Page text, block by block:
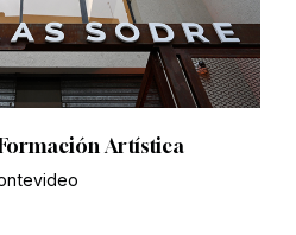
Artística